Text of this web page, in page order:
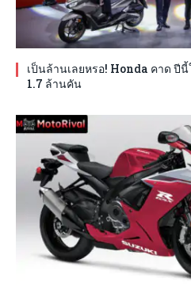
เป็นล้านเลยหรอ! Honda คาด ปี
1.7 ล้านคัน